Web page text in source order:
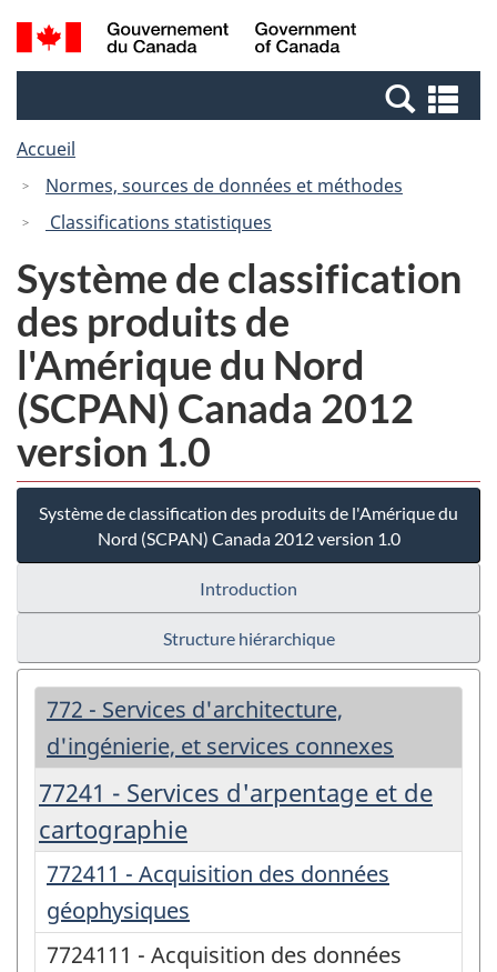
Passer
au
Passer
à
Canada
Recherche
et
et
Accueil
Normes, sources de données et méthodes
Classifications statistiques
Système de classification
des produits de
l'Amérique du Nord
(SCPAN) Canada 2012
version 1.0
Système de classification des produits de l'Amérique du
Nord (SCPAN) Canada 2012 version 1.0
Introduction
Structure hiérarchique
772 - Services d'architecture,
d'ingénierie, et services connexes
77241 - Services d'arpentage et de
cartographie
772411 - Acquisition des données
géophysiques
7724111 - Acquisition des données